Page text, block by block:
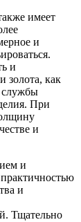
имеет
и
и
золота, как
службы
При
и
и
и
Тщательно